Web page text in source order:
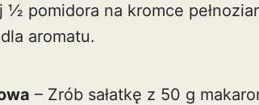
½ pomidora na kromce
aromatu.
– Zrób sałatkę z 50 g